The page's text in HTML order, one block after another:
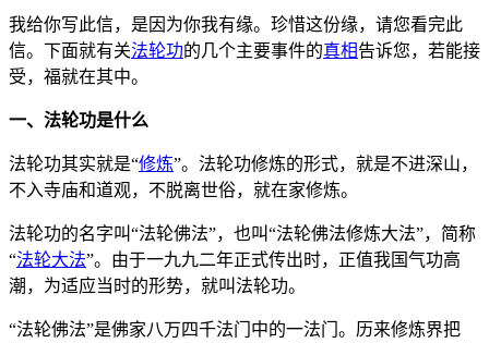
我给你写此信，是因为你我有缘。珍惜这份缘，请您看完此
信。下面就有关法轮功的几个主要事件的真相告诉您，若能接
受，福就在其中。
一、法轮功是什么
法轮功其实就是“修炼”。法轮功修炼的形式，就是不进深山，
不入寺庙和道观，不脱离世俗，就在家修炼。
法轮功的名字叫“法轮佛法”，也叫“法轮佛法修炼大法”，简称
“法轮大法”。由于一九九二年正式传出时，正值我国气功高
潮，为适应当时的形势，就叫法轮功。
“法轮佛法”是佛家八万四千法门中的一法门。历来修炼界把